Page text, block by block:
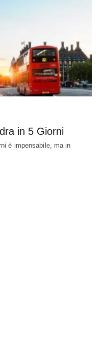
in 5 Giorni
è impensabile, ma in